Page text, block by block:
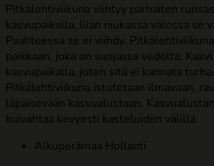
Pitkälehtiviikuna viihtyy parhaiten
kasvupaikalla, liian niukassa valossa se
Paahteessa se ei viihdy.
paikkaan, joka on suojassa vedolta.
kasvupaikalla, joten sitä ei kannata
Pitkälehtiviikuna istutetaan ilmavaan,
läpäisevään kasvualustaan.
kuivahtaa kevyesti kasteluiden välillä.
Alkuperämaa Hollanti